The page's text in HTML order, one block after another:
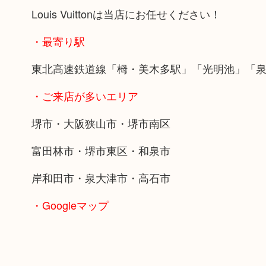
Louis Vuittonは当店にお任せください！
・最寄り駅
東北高速鉄道線「栂・美木多駅」「光明池」「
・ご来店が多いエリア
堺市・大阪狭山市・堺市南区
富田林市・堺市東区・和泉市
岸和田市・泉大津市・高石市
・Googleマップ